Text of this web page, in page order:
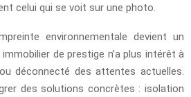
celui qui se voit sur une photo.
environnementale devient un
de prestige n’a plus intérêt à
déconnecté des attentes actuelles.
des solutions concrètes : isolation